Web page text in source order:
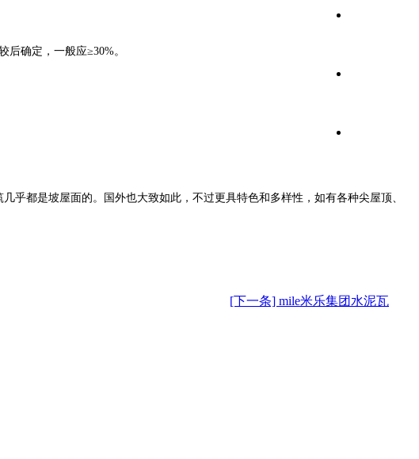
确定，一般应≥30%。
乎都是坡屋面的。国外也大致如此，不过更具特色和多样性，如有各种尖屋顶、
[下一条] mile米乐集团水泥瓦